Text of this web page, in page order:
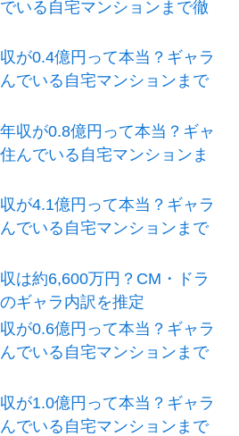
いる自宅マンションまで徹
が0.4億円って本当？ギャラ
でいる自宅マンションまで
収が0.8億円って本当？ギャ
んでいる自宅マンションま
が4.1億円って本当？ギャラ
でいる自宅マンションまで
は約6,600万円？CM・ドラ
ギャラ内訳を推定
が0.6億円って本当？ギャラ
でいる自宅マンションまで
が1.0億円って本当？ギャラ
でいる自宅マンションまで